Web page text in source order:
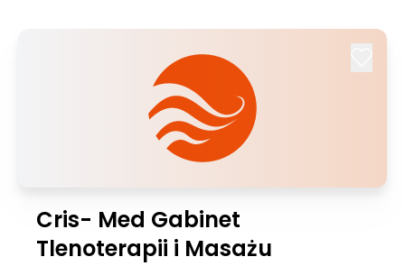
Cris- Med Gabinet
Tlenoterapii i Masażu